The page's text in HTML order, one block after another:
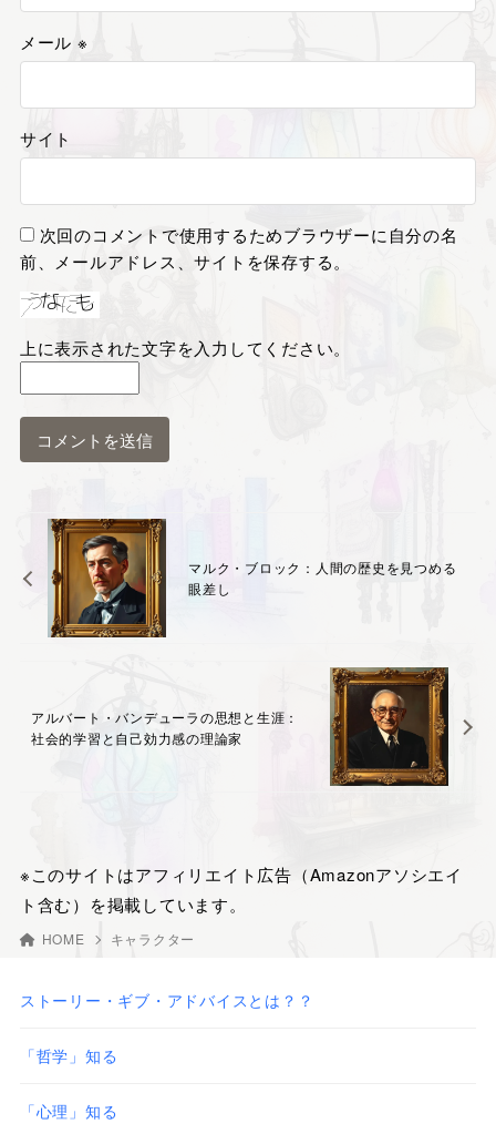
メール ※
サイト
次回のコメントで使用するためブラウザーに自分の名
前、メールアドレス、サイトを保存する。
上に表示された文字を入力してください。
マルク・ブロック：人間の歴史を見つめる
眼差し
アルバート・バンデューラの思想と生涯：
社会的学習と自己効力感の理論家
※このサイトはアフィリエイト広告（Amazonアソシエイ
ト含む）を掲載しています。
HOME キャラクター
ストーリー・ギブ・アドバイスとは？？
「哲学」知る
「心理」知る